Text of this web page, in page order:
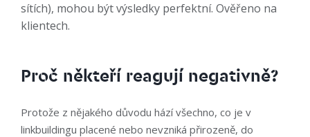
sítích), mohou být výsledky perfektní. Ověřeno na
klientech.
Proč někteří reagují negativně?
Protože z nějakého důvodu hází všechno, co je v
linkbuildingu placené nebo nevzniká přirozeně, do